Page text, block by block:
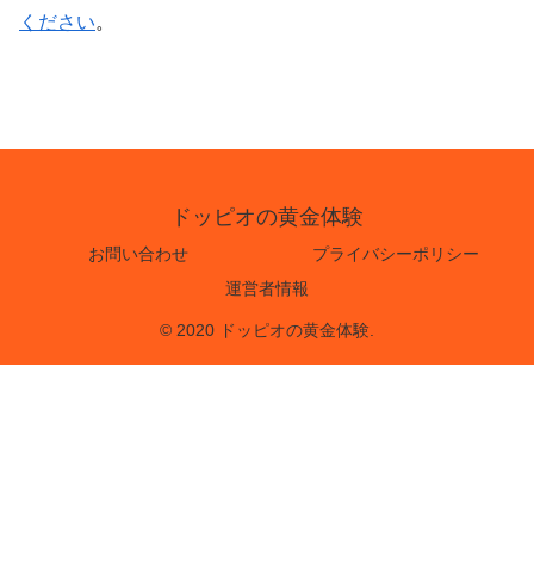
ください。
ドッピオの黄金体験
お問い合わせ
プライバシーポリシー
運営者情報
© 2020 ドッピオの黄金体験.